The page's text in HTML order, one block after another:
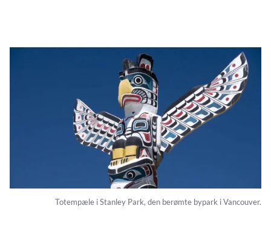
Totempæle i Stanley Park, den berømte bypark i Vancouver.